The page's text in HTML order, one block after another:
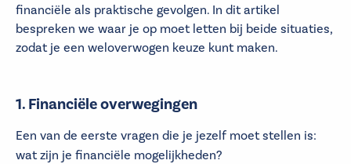
financiële als praktische gevolgen. In dit artikel
bespreken we waar je op moet letten bij beide situaties,
zodat je een weloverwogen keuze kunt maken.
1. Financiële overwegingen
Een van de eerste vragen die je jezelf moet stellen is:
wat zijn je financiële mogelijkheden?